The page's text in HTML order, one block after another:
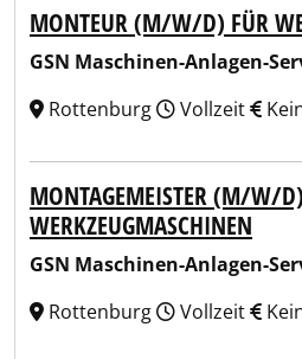
MONTEUR (M/W/D) FÜR
GSN Maschinen-Anlagen-
Rottenburg
Vollzeit
MONTAGEMEISTER (M/W/
WERKZEUGMASCHINEN
GSN Maschinen-Anlagen-
Rottenburg
Vollzeit